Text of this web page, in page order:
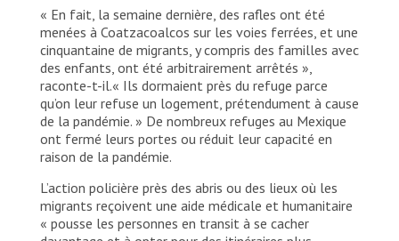
« En fait, la semaine dernière, des rafles ont été
menées à Coatzacoalcos sur les voies ferrées, et une
cinquantaine de migrants, y compris des familles avec
des enfants, ont été arbitrairement arrêtés »,
raconte-t-il.« Ils dormaient près du refuge parce
qu’on leur refuse un logement, prétendument à cause
de la pandémie. » De nombreux refuges au Mexique
ont fermé leurs portes ou réduit leur capacité en
raison de la pandémie.
L’action policière près des abris ou des lieux où les
migrants reçoivent une aide médicale et humanitaire
« pousse les personnes en transit à se cacher